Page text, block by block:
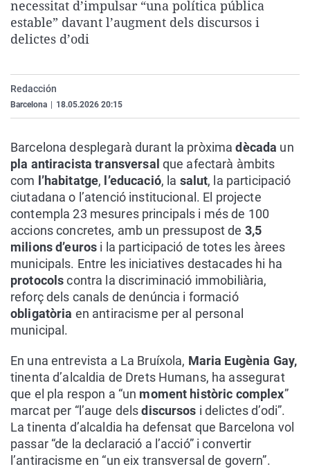
La rosa de los vientos
Caso
Extremadura
Virales
necessitat d’impulsar “una política pública
estable” davant l’augment dels discursos i
delictes d’odi
Redacción
Barcelona 18.05.2026 20:15
Barcelona desplegarà durant la pròximadècada un
pla antiracista transversal que afectarà àmbits
com l’habitatge, l’educació, la salut, la participació
ciutadana o l’atenció institucional. El projecte
contempla 23 mesures principals i més de 100
accions concretes, amb un pressupost de 3,5
milions d’euros i la participació de totes les àrees
municipals. Entre les iniciatives destacades hi ha
protocolscontra la discriminació immobiliària,
reforç dels canals de denúncia i formació
obligatòria en antiracisme per al personal
municipal.
En una entrevista a La Bruíxola, Maria Eugènia Gay,
tinenta d’alcaldia de Drets Humans, ha assegurat
que el pla respon a “un moment històric complex”
marcat per “l’auge delsdiscursos i delictes d’odi”.
La tinenta d’alcaldia ha defensat que Barcelona vol
passar “de la declaració a l’acció” i convertir
l’antiracisme en “un eix transversal de govern”.